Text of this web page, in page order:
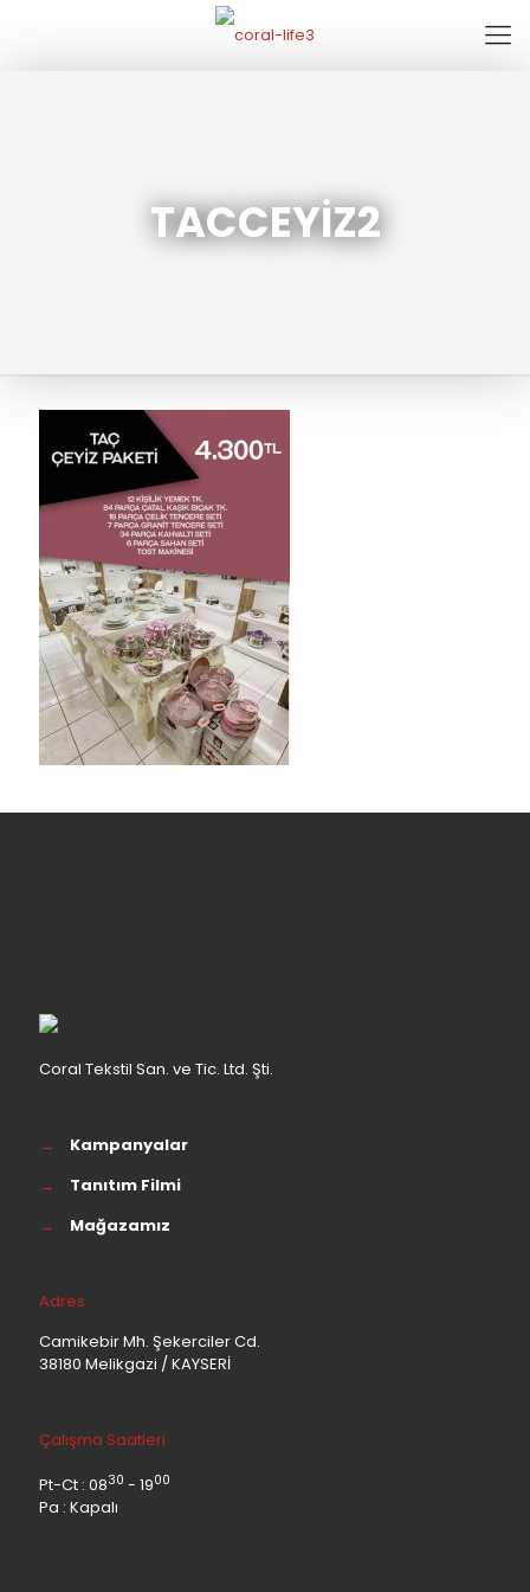
TACCEYİZ2
Coral Tekstil San. ve Tic. Ltd. Şti.
→
Kampanyalar
→
Tanıtım Filmi
→
Mağazamız
Adres
Camikebir Mh. Şekerciler Cd.
38180 Melikgazi / KAYSERİ
Çalışma Saatleri
Pt-Ct : 0830 - 1900
Pa : Kapalı